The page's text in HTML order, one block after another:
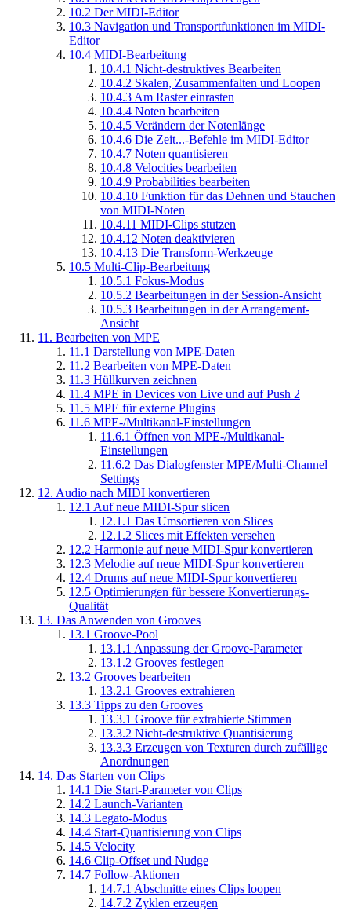
10.2 Der MIDI-Editor
10.3 Navigation und Transportfunktionen im MIDI-
Editor
10.4 MIDI-Bearbeitung
10.4.1 Nicht-destruktives Bearbeiten
10.4.2 Skalen, Zusammenfalten und Loopen
10.4.3 Am Raster einrasten
10.4.4 Noten bearbeiten
10.4.5 Verändern der Notenlänge
10.4.6 Die Zeit...-Befehle im MIDI-Editor
10.4.7 Noten quantisieren
10.4.8 Velocities bearbeiten
10.4.9 Probabilities bearbeiten
10.4.10 Funktion für das Dehnen und Stauchen
von MIDI-Noten
10.4.11 MIDI-Clips stutzen
10.4.12 Noten deaktivieren
10.4.13 Die Transform-Werkzeuge
10.5 Multi-Clip-Bearbeitung
10.5.1 Fokus-Modus
10.5.2 Bearbeitungen in der Session-Ansicht
10.5.3 Bearbeitungen in der Arrangement-
Ansicht
11. Bearbeiten von MPE
11.1 Darstellung von MPE-Daten
11.2 Bearbeiten von MPE-Daten
11.3 Hüllkurven zeichnen
11.4 MPE in Devices von Live und auf Push 2
11.5 MPE für externe Plugins
11.6 MPE-/Multikanal-Einstellungen
11.6.1 Öffnen von MPE-/Multikanal-
Einstellungen
11.6.2 Das Dialogfenster MPE/Multi-Channel
Settings
12. Audio nach MIDI konvertieren
12.1 Auf neue MIDI-Spur slicen
12.1.1 Das Umsortieren von Slices
12.1.2 Slices mit Effekten versehen
12.2 Harmonie auf neue MIDI-Spur konvertieren
12.3 Melodie auf neue MIDI-Spur konvertieren
12.4 Drums auf neue MIDI-Spur konvertieren
12.5 Optimierungen für bessere Konvertierungs-
Qualität
13. Das Anwenden von Grooves
13.1 Groove-Pool
13.1.1 Anpassung der Groove-Parameter
13.1.2 Grooves festlegen
13.2 Grooves bearbeiten
13.2.1 Grooves extrahieren
13.3 Tipps zu den Grooves
13.3.1 Groove für extrahierte Stimmen
13.3.2 Nicht-destruktive Quantisierung
13.3.3 Erzeugen von Texturen durch zufällige
Anordnungen
14. Das Starten von Clips
14.1 Die Start-Parameter von Clips
14.2 Launch-Varianten
14.3 Legato-Modus
14.4 Start-Quantisierung von Clips
14.5 Velocity
14.6 Clip-Offset und Nudge
14.7 Follow-Aktionen
14.7.1 Abschnitte eines Clips loopen
14.7.2 Zyklen erzeugen